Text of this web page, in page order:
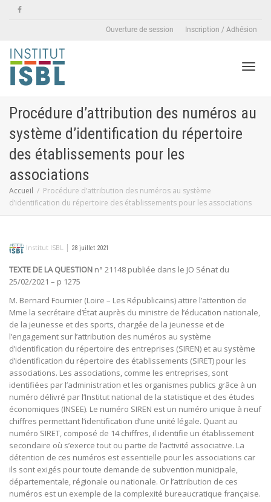
Ouverture de session Inscription / Adhésion
Procédure d’attribution des numéros au
système d’identification du répertoire
des établissements pour les
associations
Accueil
Procédure d’attribution des numéros au système
d’identification du répertoire des établissements pour les associations
Institut ISBL | 28 juillet 2021
TEXTE DE LA QUESTION n° 21148 publiée dans le JO Sénat du
25/02/2021 – p 1275
M. Bernard Fournier (Loire – Les Républicains) attire l’attention de
Mme la secrétaire d’État auprès du ministre de l’éducation nationale,
de la jeunesse et des sports, chargée de la jeunesse et de
l’engagement sur l’attribution des numéros au système
d’identification du répertoire des entreprises (SIREN) et au système
d’identification du répertoire des établissements (SIRET) pour les
associations. Les associations, comme les entreprises, sont
identifiées par l’administration et les organismes publics grâce à un
numéro délivré par l’Institut national de la statistique et des études
économiques (INSEE). Le numéro SIREN est un numéro unique à neuf
chiffres permettant l’identification d’une unité légale. Quant au
numéro SIRET, composé de 14 chiffres, il identifie un établissement
secondaire où s’exerce tout ou partie de l’activité associative. La
détention de ces numéros est essentielle pour les associations car
ils sont exigés pour toute demande de subvention municipale,
départementale, régionale ou nationale. Or l’attribution de ces
numéros est un exemple de la complexité bureaucratique française.